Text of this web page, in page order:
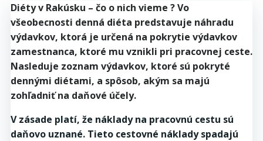
Diéty v Rakúsku – čo o nich vieme ? Vo
všeobecnosti denná diéta predstavuje náhradu
výdavkov, ktorá je určená na pokrytie výdavkov
zamestnanca, ktoré mu vznikli pri pracovnej ceste.
Nasleduje zoznam výdavkov, ktoré sú pokryté
dennými diétami, a spôsob, akým sa majú
zohľadniť na daňové účely.
V zásade platí, že náklady na pracovnú cestu sú
daňovo uznané. Tieto cestovné náklady spadajú